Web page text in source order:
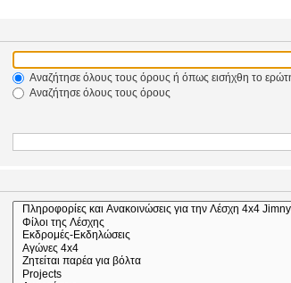
Αναζήτησε όλους τους όρους ή όπως εισήχθη το
Αναζήτησε όλους τους όρους